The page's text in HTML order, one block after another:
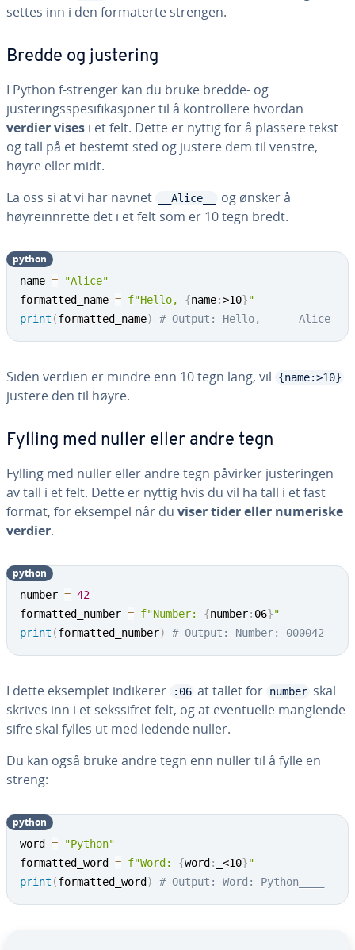
settes inn i den formaterte strengen.
Bredde og justering
I Python f-strenger kan du bruke bredde- og
justeringsspesifikasjoner til å kontrollere hvordan
verdier vises i et felt. Dette er nyttig for å plassere tekst
og tall på et bestemt sted og justere dem til venstre,
høyre eller midt.
La oss si at vi har navnet
__Alice__
og ønsker å
høyreinnrette det i et felt som er 10 tegn bredt.
name =
"Alice"
formatted_name = f"Hello, {name:>10}"
print (formatted_name) # Output: Hello,      Alice
python
Siden verdien er mindre enn 10 tegn lang, vil {name:>10}
justere den til høyre.
Fylling med nuller eller andre tegn
Fylling med nuller eller andre tegn påvirker justeringen
av tall i et felt. Dette er nyttig hvis du vil ha tall i et fast
format, for eksempel når du viser tider eller numeriske
verdier.
number = 42
formatted_number = f"Number: {number: 06}"
print (formatted_number) # Output: Number: 000042
python
I dette eksemplet indikerer :06 at tallet for number skal
skrives inn i et sekssifret felt, og at eventuelle manglende
sifre skal fylles ut med ledende nuller.
Du kan også bruke andre tegn enn nuller til å fylle en
streng:
word =
"Python"
formatted_word = f"Word: {word : _<10}"
print (formatted_word ) # Output: Word: Python____
python